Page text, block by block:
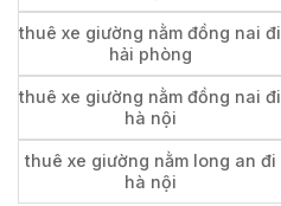
thuê xe giường nằm đồng nai đi
hải phòng
thuê xe giường nằm đồng nai đi
hà nội
thuê xe giường nằm long an đi
hà nội